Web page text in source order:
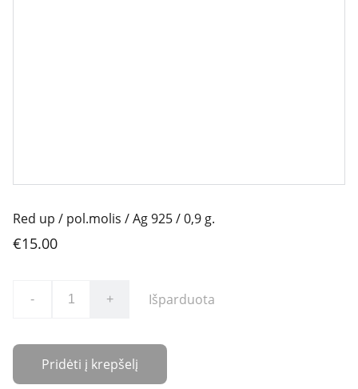
Red up / pol.molis / Ag 925 / 0,9 g.
€15.00
- + Išparduota
Pridėti į krepšelį